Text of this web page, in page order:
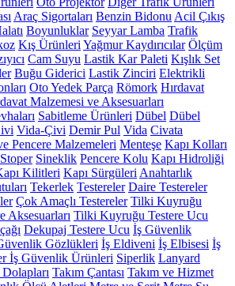
Araç Sigortaları Benzin Bidonu Acil Çıkış
Boyunluklar Seyyar Lamba Trafik
Kış Ürünleri Yağmur Kaydırıcılar Ölçüm
Cam Suyu Lastik Kar Paleti Kışlık Set
Buğu Giderici Lastik Zinciri Elektrikli
Oto Yedek Parça Römork Hırdavat
Malzemesi ve Aksesuarları
Sabitleme Ürünleri Dübel Dübel
Vida-Çivi Demir Pul Vida Civata
Pencere Malzemeleri Menteşe Kapı Kolları
Stoper Sineklik Pencere Kolu Kapı Hidroliği
Kilitleri Kapı Sürgüleri Anahtarlık
Tekerlek Testereler Daire Testereler
Çok Amaçlı Testereler Tilki Kuyruğu
Aksesuarları Tilki Kuyruğu Testere Ucu
Dekupaj Testere Ucu İş Güvenlik
Gözlükleri İş Eldiveni İş Elbisesi İş
İş Güvenlik Ürünleri Siperlik Lanyard
Takım Çantası Takım ve Hizmet